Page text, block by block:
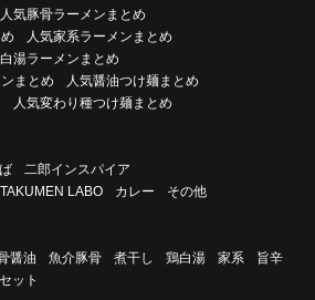
人気豚骨ラーメンまとめ
人気家系ラーメンまとめ
湯ラーメンまとめ
まとめ
人気醤油つけ麺まとめ
人気変わり種つけ麺まとめ
二郎インスパイア
TAKUMEN LABO カレー その他
醤油 魚介豚骨 煮干し 鶏白湯 家系
旨辛
ット